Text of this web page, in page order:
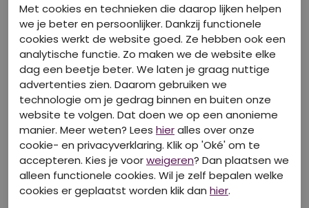
40% korting
PERSIVAL
W10568/3110950 creme
40% korting
PERSIVAL
W10569/3110951 Bruin
Met cookies en technieken die daarop lijken helpen
we je beter en persoonlijker. Dankzij functionele
cookies werkt de website goed. Ze hebben ook een
analytische functie. Zo maken we de website elke
dag een beetje beter. We laten je graag nuttige
advertenties zien. Daarom gebruiken we
technologie om je gedrag binnen en buiten onze
website te volgen. Dat doen we op een anonieme
manier. Meer weten? Lees hieralles over onze
cookie- en privacyverklaring. Klik op 'Oké' om te
accepteren. Kies je voorweigeren? Dan plaatsen we
alleen functionele cookies. Wil je zelf bepalen welke
cookies er geplaatst worden klik dan hier.